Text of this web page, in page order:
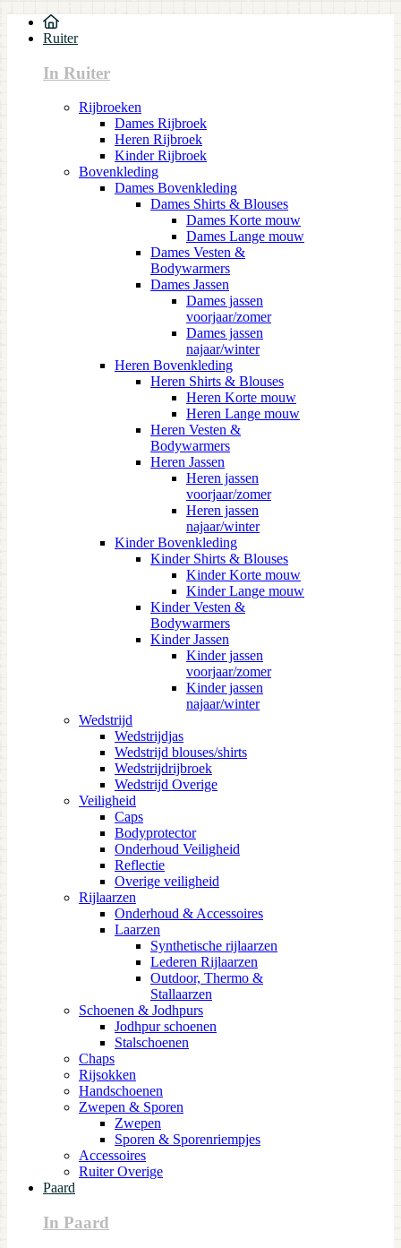
Ruiter
In Ruiter
Rijbroeken
Dames Rijbroek
Heren Rijbroek
Kinder Rijbroek
Bovenkleding
Dames Bovenkleding
Dames Shirts & Blouses
Dames Korte mouw
Dames Lange mouw
Dames Vesten &
Bodywarmers
Dames Jassen
Dames jassen
voorjaar/zomer
Dames jassen
najaar/winter
Heren Bovenkleding
Heren Shirts & Blouses
Heren Korte mouw
Heren Lange mouw
Heren Vesten &
Bodywarmers
Heren Jassen
Heren jassen
voorjaar/zomer
Heren jassen
najaar/winter
Kinder Bovenkleding
Kinder Shirts & Blouses
Kinder Korte mouw
Kinder Lange mouw
Kinder Vesten &
Bodywarmers
Kinder Jassen
Kinder jassen
voorjaar/zomer
Kinder jassen
najaar/winter
Wedstrijd
Wedstrijdjas
Wedstrijd blouses/shirts
Wedstrijdrijbroek
Wedstrijd Overige
Veiligheid
Caps
Bodyprotector
Onderhoud Veiligheid
Reflectie
Overige veiligheid
Rijlaarzen
Onderhoud & Accessoires
Laarzen
Synthetische rijlaarzen
Lederen Rijlaarzen
Outdoor, Thermo &
Stallaarzen
Schoenen & Jodhpurs
Jodhpur schoenen
Stalschoenen
Chaps
Rijsokken
Handschoenen
Zwepen & Sporen
Zwepen
Sporen & Sporenriempjes
Accessoires
Ruiter Overige
Paard
In Paard